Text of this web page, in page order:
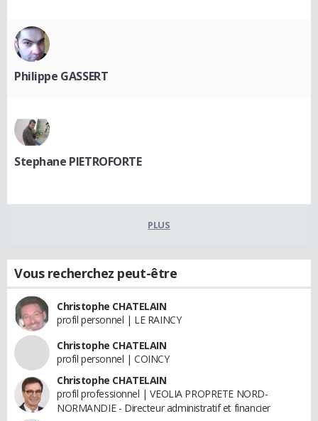
Philippe GASSERT
Stephane PIETROFORTE
PLUS
Vous recherchez peut-être
Christophe CHATELAIN
profil personnel | LE RAINCY
Christophe CHATELAIN
profil personnel | COINCY
Christophe CHATELAIN
profil professionnel | VEOLIA PROPRETE NORD-
NORMANDIE - Directeur administratif et financier